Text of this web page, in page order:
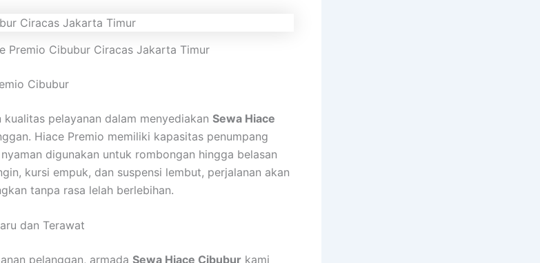
Premio Cibubur Ciracas Jakarta Timur
Cibubur
kualitas pelayanan dalam menyediakan Sewa Hiace
Hiace Premio memiliki kapasitas penumpang
digunakan untuk rombongan hingga belasan
kursi empuk, dan suspensi lembut, perjalanan akan
tanpa rasa lelah berlebihan.
dan Terawat
pelanggan, armada Sewa Hiace Cibubur kami